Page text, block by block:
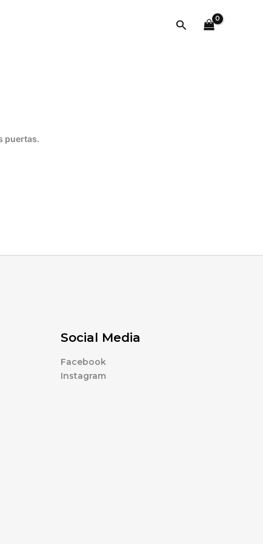
Buscar
puertas.
Social Media
Facebook
Instagram